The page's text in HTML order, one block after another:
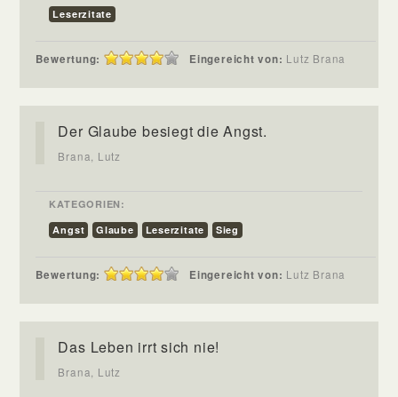
Leserzitate
Bewertung: Eingereicht von: Lutz Brana
Der Glaube besiegt die Angst.
Brana, Lutz
KATEGORIEN:
Angst
Glaube Leserzitate Sieg
Bewertung: Eingereicht von: Lutz Brana
Das Leben irrt sich nie!
Brana, Lutz